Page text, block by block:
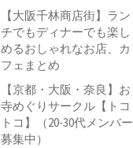
【大阪千林商店街】ラン
チでもディナーでも楽し
めるおしゃれなお店、カ
フェまとめ
【京都・大阪・奈良】お
寺めぐりサークル【トコ
トコ】（20-30代メンバー
募集中）